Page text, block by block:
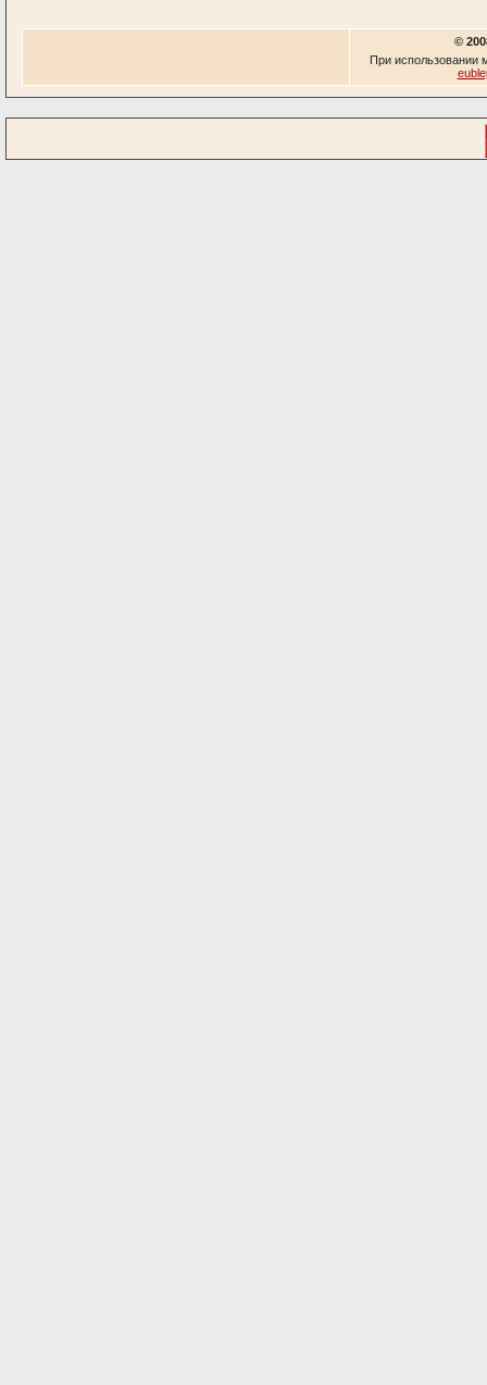
©
При использовании